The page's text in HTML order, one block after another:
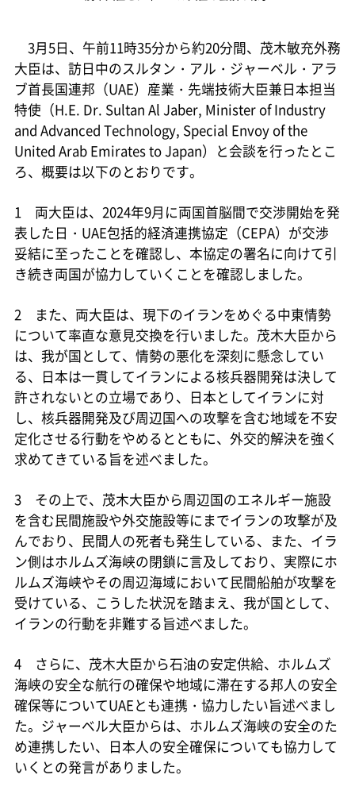
3月5日、午前11時35分から約20分間、茂木敏充外務
大臣は、訪日中のスルタン・アル・ジャーベル・アラ
ブ首長国連邦（UAE）産業・先端技術大臣兼日本担当
特使（H.E. Dr. Sultan Al Jaber, Minister of Industry
and Advanced Technology, Special Envoy of the
United Arab Emirates to Japan）と会談を行ったとこ
ろ、概要は以下のとおりです。
1 両大臣は、2024年9月に両国首脳間で交渉開始を発
表した日・UAE包括的経済連携協定（CEPA）が交渉
妥結に至ったことを確認し、本協定の署名に向けて引
き続き両国が協力していくことを確認しました。
2 また、両大臣は、現下のイランをめぐる中東情勢
について率直な意見交換を行いました。茂木大臣から
は、我が国として、情勢の悪化を深刻に懸念してい
る、日本は一貫してイランによる核兵器開発は決して
許されないとの立場であり、日本としてイランに対
し、核兵器開発及び周辺国への攻撃を含む地域を不安
定化させる行動をやめるとともに、外交的解決を強く
求めてきている旨を述べました。
3 その上で、茂木大臣から周辺国のエネルギー施設
を含む民間施設や外交施設等にまでイランの攻撃が及
んでおり、民間人の死者も発生している、また、イラ
ン側はホルムズ海峡の閉鎖に言及しており、実際にホ
ルムズ海峡やその周辺海域において民間船舶が攻撃を
受けている、こうした状況を踏まえ、我が国として、
イランの行動を非難する旨述べました。
4 さらに、茂木大臣から石油の安定供給、ホルムズ
海峡の安全な航行の確保や地域に滞在する邦人の安全
確保等についてUAEとも連携・協力したい旨述べまし
た。ジャーベル大臣からは、ホルムズ海峡の安全のた
め連携したい、日本人の安全確保についても協力して
いくとの発言がありました。